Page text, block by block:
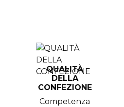
QUALITÀ
DELLA
CONFEZIONE
Competenza